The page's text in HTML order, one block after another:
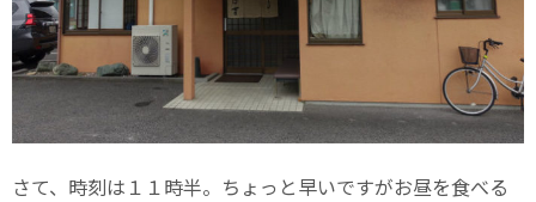
さて、時刻は１１時半。ちょっと早いですがお昼を食べる